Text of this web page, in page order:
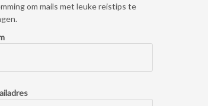
om mails met leuke reistips te